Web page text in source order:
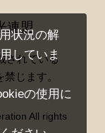
連盟
されている
じます。
All rights
状況の解
していま
の使用に